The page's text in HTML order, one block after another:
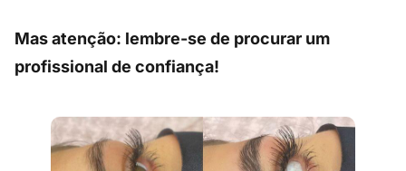
Mas atenção: lembre-se de procurar um
profissional de confiança!